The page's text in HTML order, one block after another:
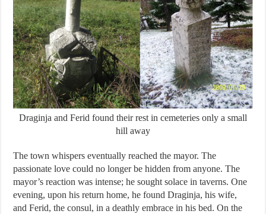
Draginja and Ferid found their rest in cemeteries only a small
hill away
The town whispers eventually reached the mayor. The
passionate love could no longer be hidden from anyone. The
mayor’s reaction was intense; he sought solace in taverns. One
evening, upon his return home, he found Draginja, his wife,
and Ferid, the consul, in a deathly embrace in his bed. On the